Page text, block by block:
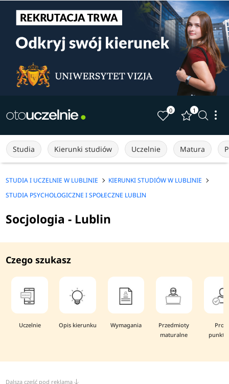
0 1
Studia Kierunki studiów Uczelnie Matura
STUDIA I UCZELNIE W LUBLINIE
KIERUNKI STUDIÓW W LUBLINIE
STUDIA PSYCHOLOGICZNE I SPOŁECZNE LUBLIN
Socjologia - Lublin
Czego szukasz
Uczelnie Opis kierunku Wymagania
Przedmioty
maturalne
Dalsza część pod reklamą